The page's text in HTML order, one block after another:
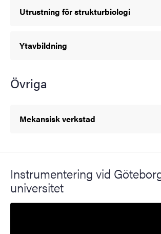
Utrustning för strukturbiologi
Ytavbildning
Övriga
Mekansisk verkstad
Instrumentering vid
universitet